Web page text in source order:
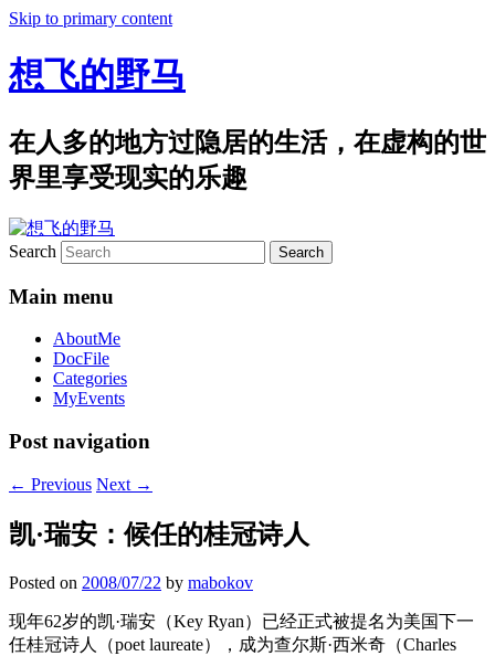
Skip to primary content
想飞的野马
在人多的地方过隐居的生活，在虚构的世
界里享受现实的乐趣
Search
Main menu
AboutMe
DocFile
Categories
MyEvents
Post navigation
← Previous Next →
凯·瑞安：候任的桂冠诗人
Posted on 2008/07/22 by mabokov
现年62岁的凯·瑞安（Key Ryan）已经正式被提名为美国下一
任桂冠诗人（poet laureate），成为查尔斯·西米奇（Charles